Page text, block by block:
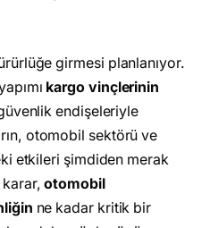
girmesi planlanıyor.
kargo vinçlerinin
endişeleriyle
otomobil sektörü ve
etkileri şimdiden merak
karar,otomobil
ne kadar kritik bir